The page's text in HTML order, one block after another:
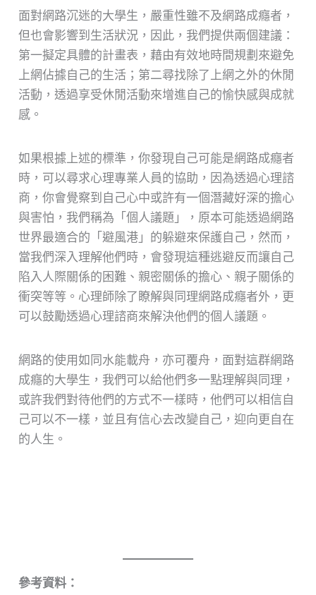
面對網路沉迷的大學生，嚴重性雖不及網路成癮者，
但也會影響到生活狀況，因此，我們提供兩個建議：
第一擬定具體的計畫表，藉由有效地時間規劃來避免
上網佔據自己的生活；第二尋找除了上網之外的休閒
活動，透過享受休閒活動來增進自己的愉快感與成就
感。
如果根據上述的標準，你發現自己可能是網路成癮者
時，可以尋求心理專業人員的協助，因為透過心理諮
商，你會覺察到自己心中或許有一個潛藏好深的擔心
與害怕，我們稱為「個人議題」，原本可能透過網路
世界最適合的「避風港」的躲避來保護自己，然而，
當我們深入理解他們時，會發現這種逃避反而讓自己
陷入人際關係的困難、親密關係的擔心、親子關係的
衝突等等。心理師除了瞭解與同理網路成癮者外，更
可以鼓勵透過心理諮商來解決他們的個人議題。
網路的使用如同水能載舟，亦可覆舟，面對這群網路
成癮的大學生，我們可以給他們多一點理解與同理，
或許我們對待他們的方式不一樣時，他們可以相信自
己可以不一樣，並且有信心去改變自己，迎向更自在
的人生。
參考資料：